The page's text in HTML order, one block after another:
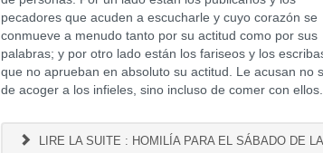
pecadores que acuden a escucharle y cuyo corazón se
conmueve a menudo tanto por su actitud como por sus
palabras; y por otro lado están los fariseos y los
que no aprueban en absoluto su actitud. Le acusan no
de acoger a los infieles, sino incluso de comer con ellos.
LIRE LA SUITE : HOMILÍA PARA EL SÁBADO DE